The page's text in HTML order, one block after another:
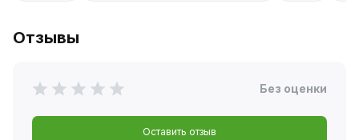
Отзывы
Без оценки
Оставить отзыв